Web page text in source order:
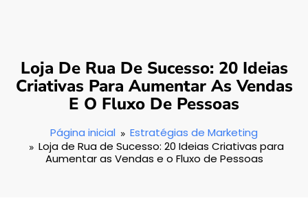
Loja De Rua De Sucesso: 20 Ideias
Criativas Para Aumentar As Vendas
E O Fluxo De Pessoas
Página inicial
Estratégias de Marketing
Loja de Rua de Sucesso: 20 Ideias Criativas para
Aumentar as Vendas e o Fluxo de Pessoas